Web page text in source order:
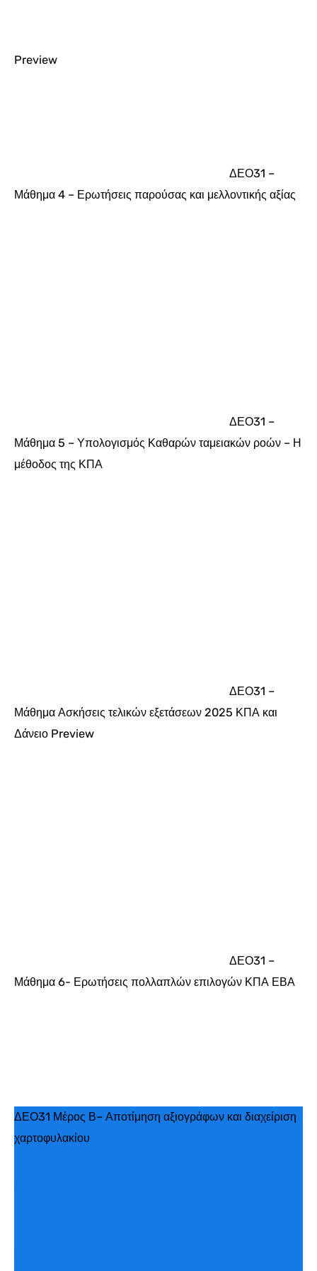
Preview
ΔΕΟ31 –
Μάθημα 4 – Ερωτήσεις παρούσας και μελλοντικής αξίας
ΔΕΟ31 –
Μάθημα 5 – Υπολογισμός Καθαρών ταμειακών ροών – Η
μέθοδος της ΚΠΑ
ΔΕΟ31 –
Μάθημα Ασκήσεις τελικών εξετάσεων 2025 ΚΠΑ και
Δάνειο Preview
ΔΕΟ31 –
Μάθημα 6- Ερωτήσεις πολλαπλών επιλογών ΚΠΑ ΕΒΑ
ΔΕΟ31 Μέρος Β– Αποτίμηση αξιογράφων και διαχείριση
χαρτοφυλακίου